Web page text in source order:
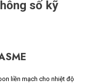
số kỹ
liền mạch cho nhiệt độ